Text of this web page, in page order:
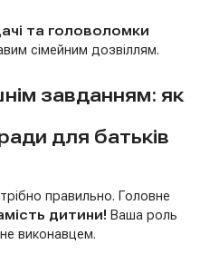
та головоломки
сімейним дозвіллям.
завданням: як
для батьків
правильно. Головне
дитини! Ваша роль
виконавцем.